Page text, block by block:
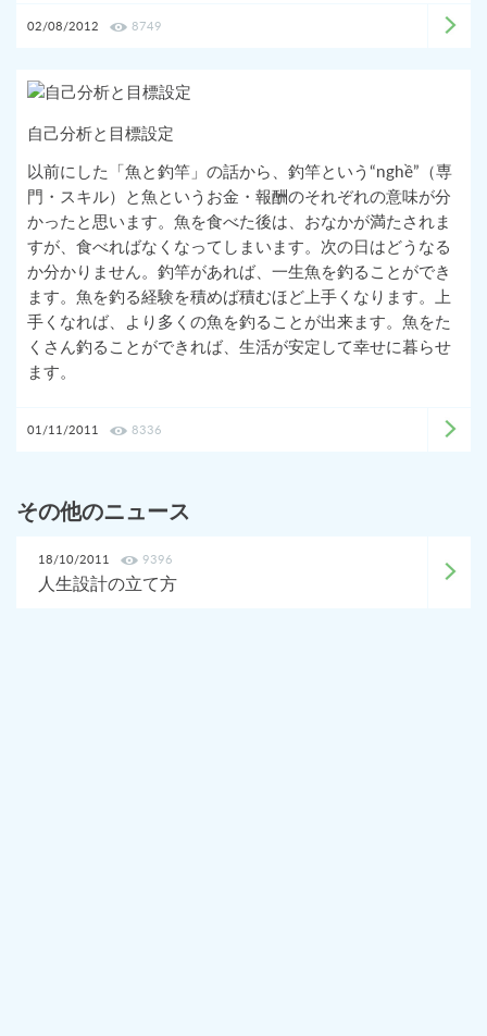
02/08/2012 8749
自己分析と目標設定
以前にした「魚と釣竿」の話から、釣竿という“nghề”（専
門・スキル）と魚というお金・報酬のそれぞれの意味が分
かったと思います。魚を食べた後は、おなかが満たされま
すが、食べればなくなってしまいます。次の日はどうなる
か分かりません。釣竿があれば、一生魚を釣ることができ
ます。魚を釣る経験を積めば積むほど上手くなります。上
手くなれば、より多くの魚を釣ることが出来ます。魚をた
くさん釣ることができれば、生活が安定して幸せに暮らせ
ます。
01/11/2011 8336
その他のニュース
18/10/2011 9396
人生設計の立て方